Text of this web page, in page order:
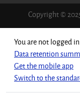
Copyright ©
You are not logged
Data retention
Get the mobile app
Switch to the